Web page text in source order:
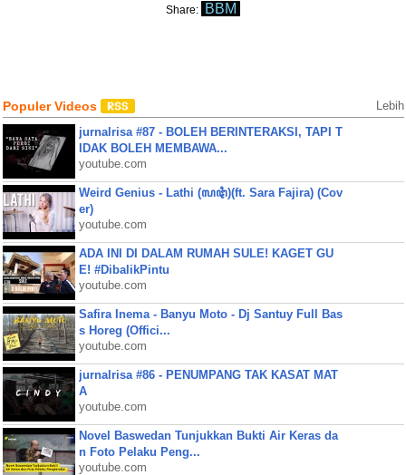
Share: BBM
Populer Videos Lebih
jurnalrisa #87 - BOLEH BERINTERAKSI, TAPI T
IDAK BOLEH MEMBAWA...
youtube.com
Weird Genius - Lathi (ꦭꦛꦶ)(ft. Sara Fajira) (Cov
er)
youtube.com
ADA INI DI DALAM RUMAH SULE! KAGET GU
E! #DibalikPintu
youtube.com
Safira Inema - Banyu Moto - Dj Santuy Full Bas
s Horeg (Offici...
youtube.com
jurnalrisa #86 - PENUMPANG TAK KASAT MAT
A
youtube.com
Novel Baswedan Tunjukkan Bukti Air Keras da
n Foto Pelaku Peng...
youtube.com